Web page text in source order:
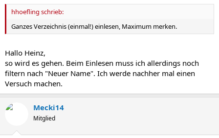
hhoefling schrieb:
Ganzes Verzeichnis (einmal!) einlesen, Maximum merken.
Hallo Heinz,
so wird es gehen. Beim Einlesen muss ich allerdings noch
filtern nach "Neuer Name". Ich werde nachher mal einen
Versuch machen.
Mecki14
Mitglied